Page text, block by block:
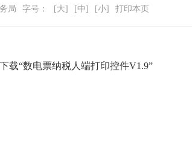
局 字号： [大] [中] [小] 打印本页
载“数电票纳税人端打印控件V1.9”